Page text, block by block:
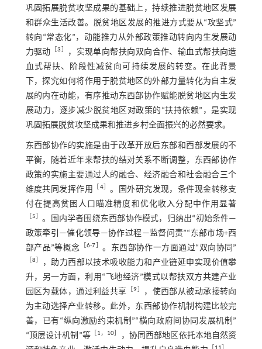
巩固拓展脱贫攻坚成果的基础上，持续推进脱贫地区发展
和群众生活改善。脱贫地区发展的推进方式要从“攻坚式”
转向“常态化”，动能推力从外部政策推动转向内生发展动
力驱动 ［3
，实现单向帮扶向双向合作、输血式帮扶向造
血式帮扶、阶段性减贫向可持续发展的转变。在此背景
下，探究如何将作用于脱贫地区的外部力量转化为自主发
展的内在动能，有序推动东西部协作赋能脱贫地区内生发
展动力，逐步减少脱贫地区对政策的“扶持依赖”，是实现
巩固拓展脱贫攻坚成果和推进乡村全面振兴的必然要求。
东西部协作的实施是由于改革开放后东部和西部发展的不
平衡，随着近年来帮扶的结对关系不断调整，东西部协作
政策的实施主要通过人的融合、经济融合和社会融合三个
维度共同发挥作用
4］ 。国外研究发现，条件现金转移支
付在提高贫困人口瞄准精度和优化收入分配中作用显著
5
。国内学者围绕东西部协作模式，归纳出“初始条件—
政策牵引—催化领导—协作过程—监督问责”“东部市场+西
部产品”等概念 ［6⁃7 。东西部协作一方面通过“双向协同”
［8
，助力西部以技术吸收能力和产业链延申实现价值攀
升，另一方面，利用“飞地经济”模式以帮扶双方共建产业
园区为载体，通过利益共享 ［9
，使西部从被动承接转向
为主动选择产业转移。此外，东西部协作机制构建比较完
善，已有“纵向激励约束机制”“横向政府间协同发展机制”
“顶层设计机制”等［ 1， 10
，协同西部地区依托本地自然资